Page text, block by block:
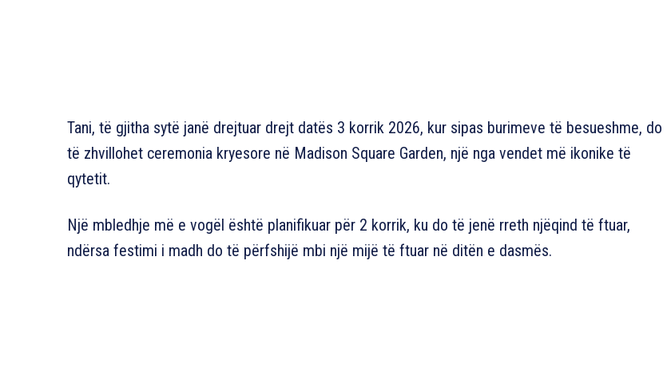
Tani, të gjitha sytë janë drejtuar drejt datës 3 korrik 2026, kur sipas burimeve të besueshme, do
të zhvillohet ceremonia kryesore në Madison Square Garden, një nga vendet më ikonike të
qytetit.
Një mbledhje më e vogël është planifikuar për 2 korrik, ku do të jenë rreth njëqind të ftuar,
ndërsa festimi i madh do të përfshijë mbi një mijë të ftuar në ditën e dasmës.